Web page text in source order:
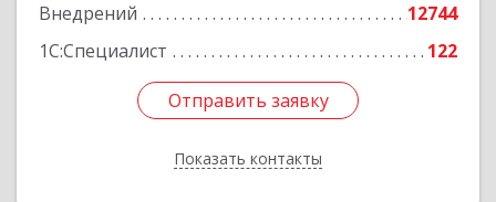
Внедрений
12744
1С:Специалист
122
Отправить заявку
Показать контакты
Подробнее
Отправить заявку
Назад